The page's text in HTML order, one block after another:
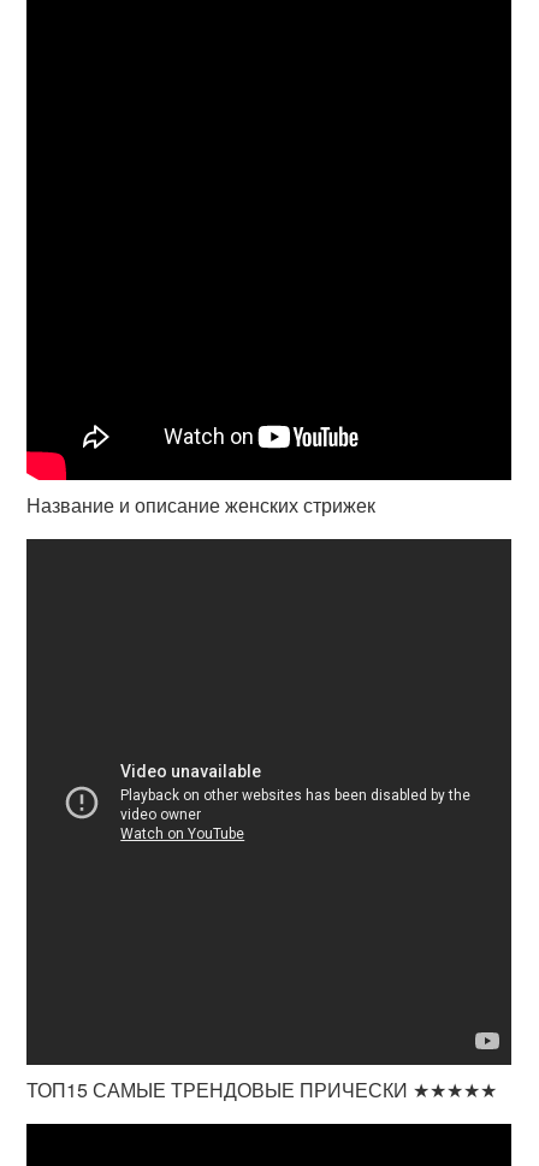
Название и описание женских стрижек
ТОП15 САМЫЕ ТРЕНДОВЫЕ ПРИЧЕСКИ ★★★★★